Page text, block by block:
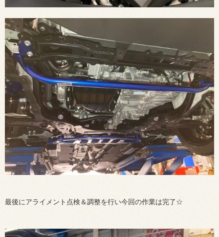
最後にアライメント点検＆調整を行い今回の作業は完了☆